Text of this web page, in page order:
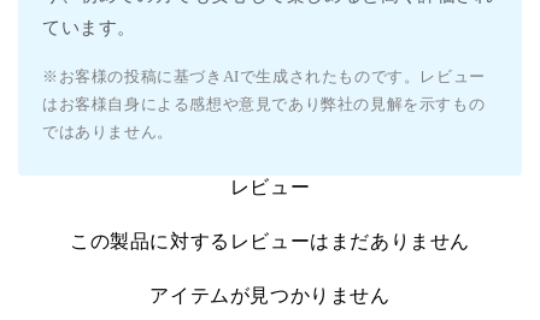
ています。
※お客様の投稿に基づきAIで生成されたものです。レビュー
はお客様自身による感想や意見であり弊社の見解を示すもの
ではありません。
レビュー
この製品に対するレビューはまだありません
アイテムが見つかりません